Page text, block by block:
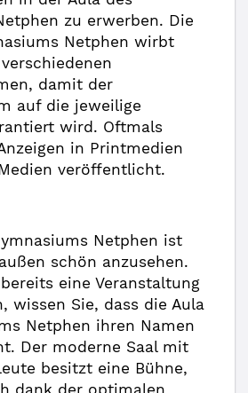
zu erwerben. Die
Netphen wirbt
damit der
auf die jeweilige
wird. Oftmals
in Printmedien
veröffentlicht.
Netphen ist
schön anzusehen.
eine Veranstaltung
wissen Sie, dass die Aula
Netphen ihren Namen
Der moderne Saal mit
besitzt eine Bühne,
dank der optimalen